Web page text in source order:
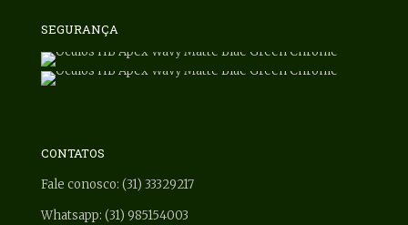
SEGURANÇA
CONTATOS
Fale conosco: (31) 33329217
Whatsapp: (31) 985154003